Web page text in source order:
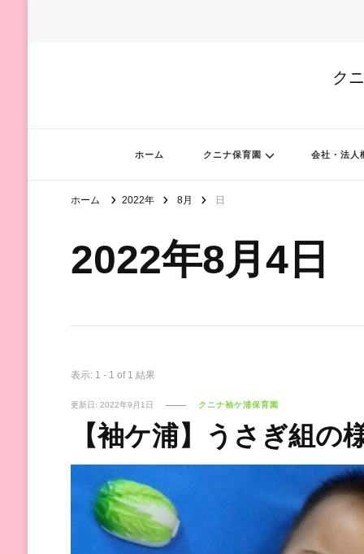
ク
ホーム クニナ保育園 会社・法人
ホーム 2022年 8月 日
2022年8月4日
表示: 1 - 1 of 1 結果
更新日:2022年9月1日 クニナ袖ケ浦保育園
【袖ケ浦】うさぎ組の